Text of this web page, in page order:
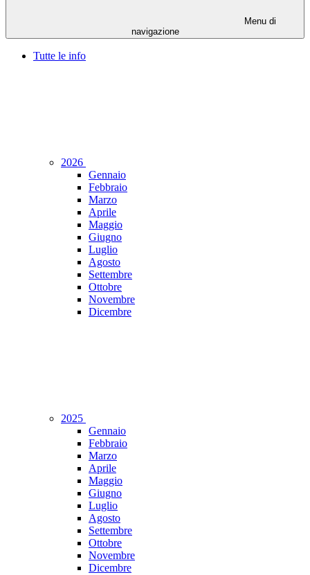
Menu di
navigazione
Tutte le info
2026
Gennaio
Febbraio
Marzo
Aprile
Maggio
Giugno
Luglio
Agosto
Settembre
Ottobre
Novembre
Dicembre
2025
Gennaio
Febbraio
Marzo
Aprile
Maggio
Giugno
Luglio
Agosto
Settembre
Ottobre
Novembre
Dicembre